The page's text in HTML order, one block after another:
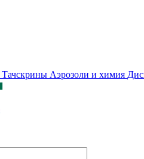
Тачскрины Аэрозоли и химия